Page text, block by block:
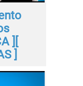
][
]